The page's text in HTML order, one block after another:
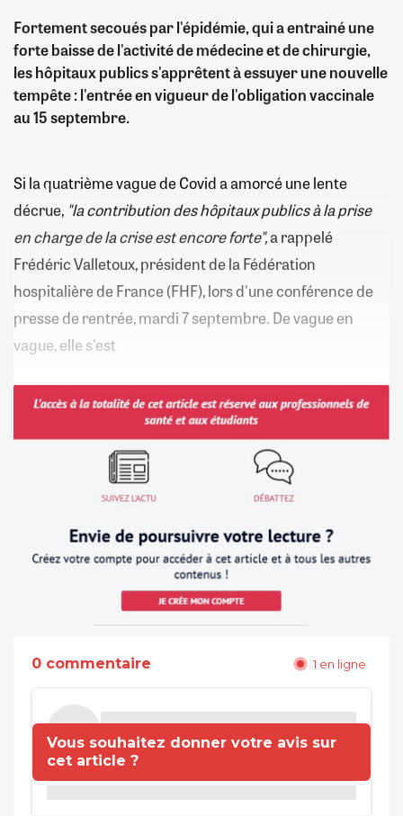
Fortement secoués par l'épidémie, qui a entrainé une
forte baisse de l'activité de médecine et de chirurgie,
les hôpitaux publics s'apprêtent à essuyer une nouvelle
tempête : l'entrée en vigueur de l'obligation vaccinale
au 15 septembre.
Si la quatrième vague de Covid a amorcé une lente
décrue, "la contribution des hôpitaux publics à la prise
en charge de la crise est encore forte",a rappelé
Frédéric Valletoux, président de la Fédération
hospitalière de France (FHF), lors d'une conférence de
presse de rentrée, mardi 7 septembre. De vague en
vague, elle s'est
0 commentaire 1 en ligne
Vous souhaitez donner votre avis sur
cet article ?